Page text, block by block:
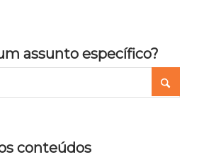
assunto específico?
conteúdos